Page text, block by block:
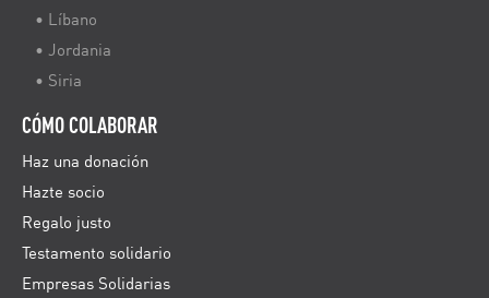
• Líbano
• Jordania
• Siria
CÓMO COLABORAR
Haz una donación
Hazte socio
Regalo justo
Testamento solidario
Empresas Solidarias